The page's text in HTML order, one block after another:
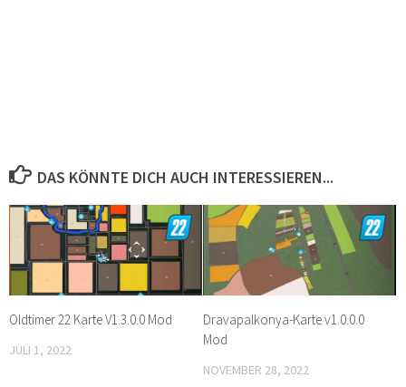
DAS KÖNNTE DICH AUCH INTERESSIEREN...
Oldtimer 22 Karte V1.3.0.0 Mod
JULI 1, 2022
Dravapalkonya-Karte v1.0.0.0
Mod
NOVEMBER 28, 2022